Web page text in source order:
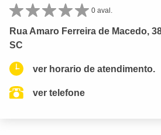
0 aval.
Rua Amaro Ferreira de Macedo,
SC
ver horario de atendimento.
ver telefone